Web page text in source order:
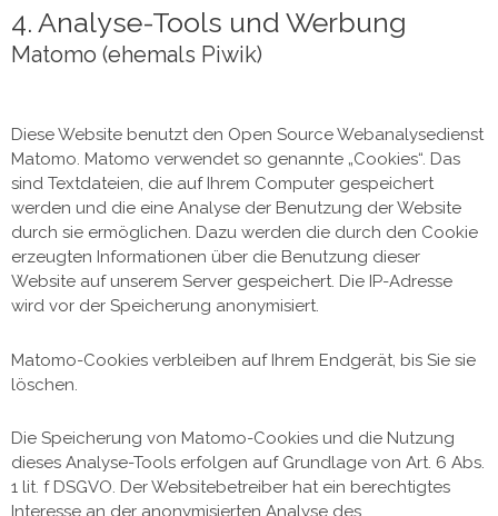
4. Analyse-Tools und Werbung
Matomo (ehemals Piwik)
Diese Website benutzt den Open Source Webanalysedienst
Matomo. Matomo verwendet so genannte „Cookies“. Das
sind Textdateien, die auf Ihrem Computer gespeichert
werden und die eine Analyse der Benutzung der Website
durch sie ermöglichen. Dazu werden die durch den Cookie
erzeugten Informationen über die Benutzung dieser
Website auf unserem Server gespeichert. Die IP-Adresse
wird vor der Speicherung anonymisiert.
Matomo-Cookies verbleiben auf Ihrem Endgerät, bis Sie sie
löschen.
Die Speicherung von Matomo-Cookies und die Nutzung
dieses Analyse-Tools erfolgen auf Grundlage von Art. 6 Abs.
1 lit. f DSGVO. Der Websitebetreiber hat ein berechtigtes
Interesse an der anonymisierten Analyse des